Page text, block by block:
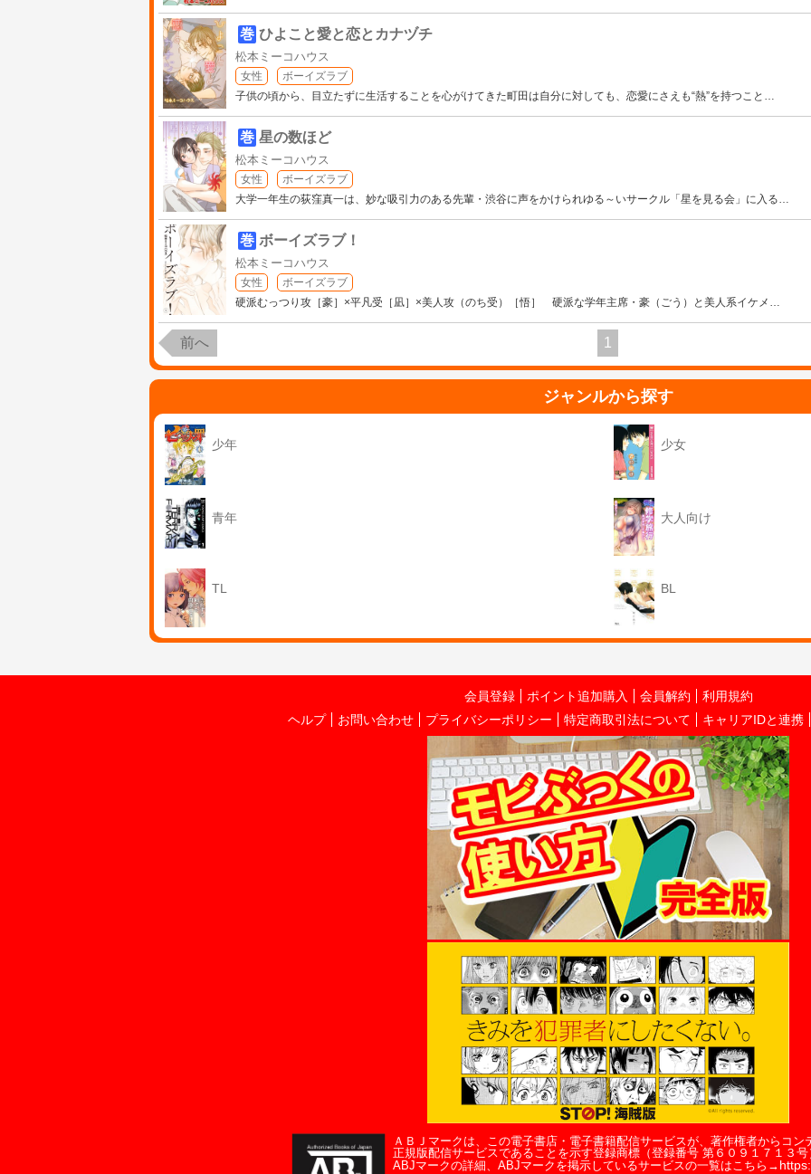
巻 ひよこと愛と恋とカナヅチ
松本ミーコハウス
女性
ボーイズラブ
子供の頃から、目立たずに生活することを心がけてきた町田は自分に対しても、恋愛にさえも“熱”を持つこと …
巻 星の数ほど
松本ミーコハウス
女性
ボーイズラブ
大学一年生の荻窪真一は、妙な吸引力のある先輩・渋谷に声をかけられゆる～いサークル「星を見る会」に入る…
巻 ボーイズラブ！
松本ミーコハウス
女性
ボーイズラブ
硬派むっつり攻［豪］×平凡受［凪］×美人攻（のち受）［悟］ 硬派な学年主席・豪（ごう）と美人系イケメ …
前へ 1
ジャンルから探す
少年 少女
青年 大人向け
TL BL
会員登録 ポイント追加購入 会員解約
利用規約
ヘルプ
お問い合わせ プライバシーポリシー 特定商取引法について キャリアIDと連携
ＡＢＪマークは、この電子書店・電子書籍配信サービスが、著作権者からコン
正規版配信サービスであることを示す登録商標（登録番号 第６０９１７１３号
ABJマークの詳細、ABJマークを掲示しているサービスの一覧はこちら→